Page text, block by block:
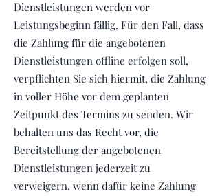
Dienstleistungen werden vor
Leistungsbeginn fällig. Für den Fall, dass
die Zahlung für die angebotenen
Dienstleistungen offline erfolgen soll,
verpflichten Sie sich hiermit, die Zahlung
in voller Höhe vor dem geplanten
Zeitpunkt des Termins zu senden. Wir
behalten uns das Recht vor, die
Bereitstellung der angebotenen
Dienstleistungen jederzeit zu
verweigern, wenn dafür keine Zahlung